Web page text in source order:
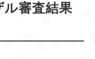
ル審査結果